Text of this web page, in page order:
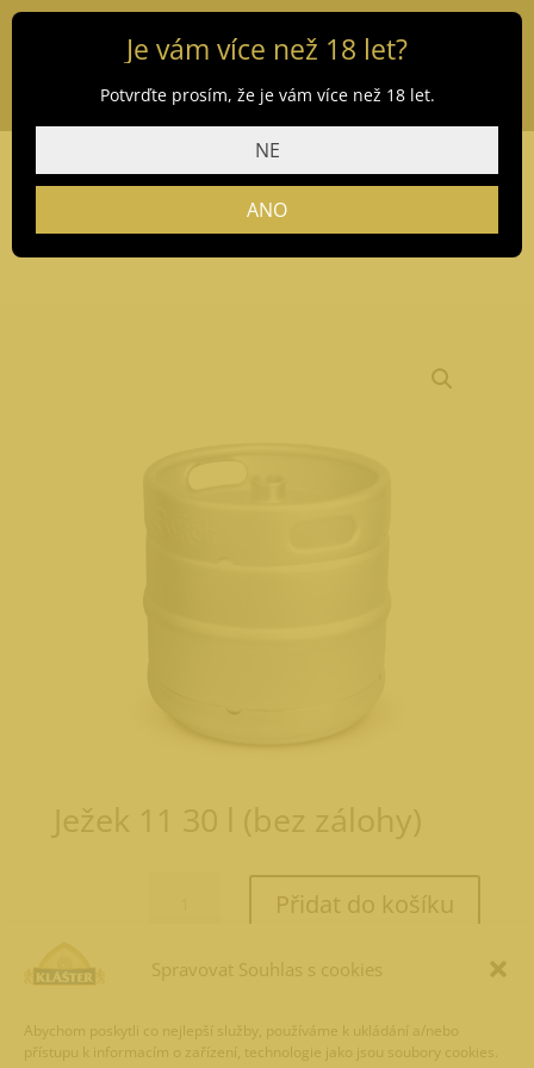
Spravovat Souhlas s cookies
Abychom poskytli co nejlepší služby, používáme k ukládání a/nebo
přístupu k informacím o zařízení, technologie jako jsou soubory cookies.
Domů/Obchod/Pivo/ Ježek 11 30 l (bez zálohy)
Ježek 11 30 l (bez zálohy)
zálohy)
množství
Přidat do košíku
1 053,30
Je vám více než 18 let?
Potvrďte prosím, že je vám více než 18 let.
NE
ANO